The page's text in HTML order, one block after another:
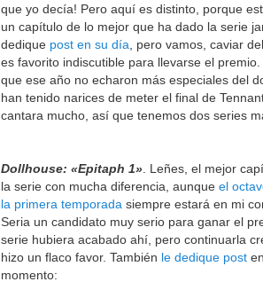
que yo decía! Pero aquí es distinto, porque
un capítulo de lo mejor que ha dado la serie
dedique post en su día , pero vamos, caviar
es favorito indiscutible para llevarse el
que ese año no echaron más especiales del
han tenido narices de meter el final de
cantara mucho, así que tenemos dos series
Dollhouse: «Epitaph 1» . Leñes, el mejor
la serie con mucha diferencia, aunqueel
la primera temporada siempre estará en mi
Seria un candidato muy serio para ganar el
serie hubiera acabado ahí, pero continuarla
hizo un flaco favor. También le dedique post
momento: